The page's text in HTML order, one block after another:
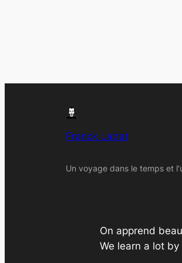
Franck Labat
Un voyage dans le temps et
On apprend
We learn a lot